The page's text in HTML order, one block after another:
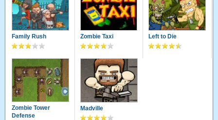
Family Rush Zombie Taxi Left to Die
Zombie Tower
Defense
Madville